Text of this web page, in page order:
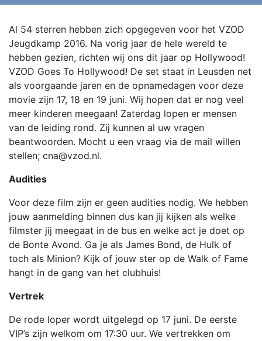
Al 54 sterren hebben zich opgegeven voor het VZOD
Jeugdkamp 2016. Na vorig jaar de hele wereld te
hebben gezien, richten wij ons dit jaar op Hollywood!
VZOD Goes To Hollywood! De set staat in Leusden net
als voorgaande jaren en de opnamedagen voor deze
movie zijn 17, 18 en 19 juni. Wij hopen dat er nog veel
meer kinderen meegaan! Zaterdag lopen er mensen
van de leiding rond. Zij kunnen al uw vragen
beantwoorden. Mocht u een vraag via de mail willen
stellen; cna@vzod.nl.
Audities
Voor deze film zijn er geen audities nodig. We hebben
jouw aanmelding binnen dus kan jij kijken als welke
filmster jij meegaat in de bus en welke act je doet op
de Bonte Avond. Ga je als James Bond, de Hulk of
toch als Minion? Kijk of jouw ster op de Walk of Fame
hangt in de gang van het clubhuis!
Vertrek
De rode loper wordt uitgelegd op 17 juni. De eerste
VIP’s zijn welkom om 17:30 uur. We vertrekken om